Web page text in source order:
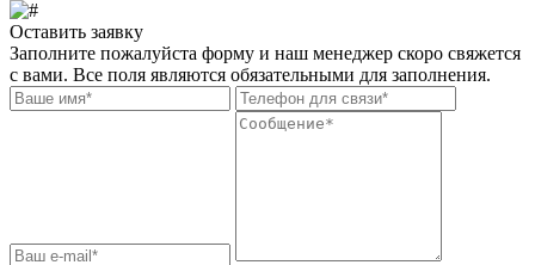
Оставить заявку
Заполните пожалуйста форму и наш менеджер скоро свяжется
с вами. Все поля являются обязательными для заполнения.